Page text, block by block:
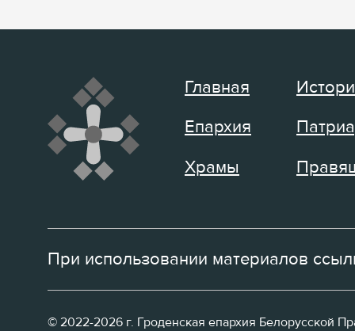
Главная
Епархия
Храмы
При использовании материалов
© 2022-2026 г. Гроденская епархия Белорусской